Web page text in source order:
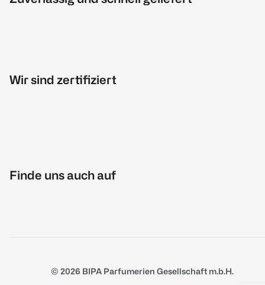
Wir sind zertifiziert
Finde uns auch auf
© 2026 BIPA Parfumerien Gesellschaft m.b.H.